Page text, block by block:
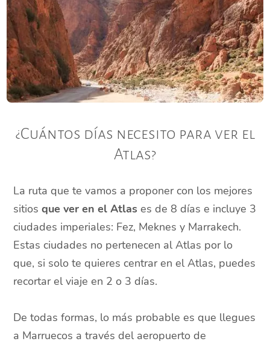
¿Cuántos días necesito para ver el
Atlas?
La ruta que te vamos a proponer con los mejores
sitiosque ver en el Atlas es de 8 días e incluye 3
ciudades imperiales: Fez, Meknes y Marrakech.
Estas ciudades no pertenecen al Atlas por lo
que, si solo te quieres centrar en el Atlas, puedes
recortar el viaje en 2 o 3 días.
De todas formas, lo más probable es que llegues
a Marruecos a través del aeropuerto de